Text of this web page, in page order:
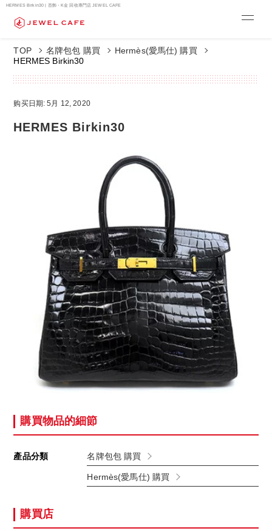
HERMES Birkin30 | 首飾・K金 回收專門店 JEWEL CAFE
TOP 名牌包包 購買
Hermès(愛馬仕) 購買
HERMES Birkin30
购买日期: 5月 12, 2020
HERMES Birkin30
購買物品的細節
產品分類 名牌包包 購買
Hermès(愛馬仕) 購買
購買店